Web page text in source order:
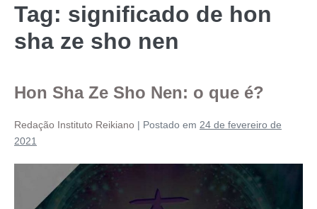
Tag: significado de hon
sha ze sho nen
Hon Sha Ze Sho Nen: o que é?
Redação Instituto Reikiano | Postado em 24 de fevereiro de
2021